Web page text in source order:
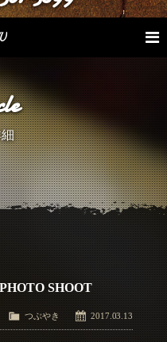
庫車情報
Case Study
業日誌
Factory
社概要
SHOOT
2017.03.13
つぶやき